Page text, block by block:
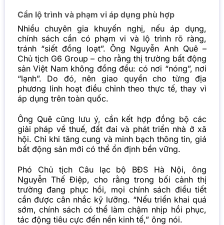
Cần lộ trình và phạm vi áp dụng phù hợp
Nhiều chuyên gia khuyến nghị, nếu áp dụng,
chính sách cần có phạm vi và lộ trình rõ ràng,
tránh “siết đồng loạt”. Ông Nguyễn Anh Quê –
Chủ tịch G6 Group – cho rằng thị trường bất động
sản Việt Nam không đồng đều: có nơi “nóng”, nơi
“lạnh”. Do đó, nên giao quyền cho từng địa
phương linh hoạt điều chỉnh theo thực tế, thay vì
áp dụng trên toàn quốc.
Ông Quê cũng lưu ý, cần kết hợp đồng bộ các
giải pháp về thuế, đất đai và phát triển nhà ở xã
hội. Chỉ khi tăng cung và minh bạch thông tin, giá
bất động sản mới có thể ổn định bền vững.
Phó Chủ tịch Câu lạc bộ BĐS Hà Nội, ông
Nguyễn Thế Điệp, cho rằng trong bối cảnh thị
trường đang phục hồi, mọi chính sách điều tiết
cần được cân nhắc kỹ lưỡng. “Nếu triển khai quá
sớm, chính sách có thể làm chậm nhịp hồi phục,
tác động tiêu cực đến nền kinh tế,” ông nói.